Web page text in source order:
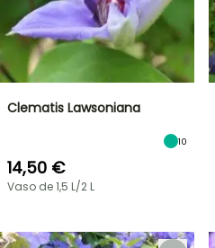
Clematis Lawsoniana
10
14,50 €
Vaso de 1,5 L/2 L